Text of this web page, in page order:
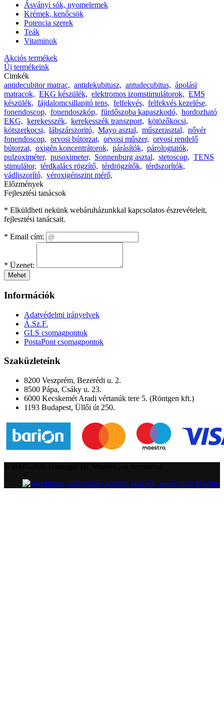
Ásványi sók, nyomelemek
Krémek, kenőcsök
Potencia szerek
Teák
Vitaminok
Akciós termékek
Új termékeink
Cimkék
antidecubitor matrac, antidekubitusz, antudecubitus, ápolási
matracok, EKG készülék, elektromos izomstimulátorok, EMS
készülék, fájdalomcsillapitó tens, felfekvés, felfekvés kezelése,
fonendoscop, fonendoszkóp, fürdőszoba kapaszkodó, hordozható
EKG, kerekesszék, kerekesszék transzport, kötözőkocsi,
kötszerkocsi, lábszárszoritó, Mayo asztal, műszerasztal, nővér
fonendoscop, orvosi bútorzat, orvosi műszer, orvosi rendelő
bútorzat, oxigén koncentrátorok, párásítók, párologtatók,
pulzoximéter, pusoximeter, Sonnenburg asztal, stetoscop, TENS
stimulátor, térdkalács rögzítő, térdrögzítők, térdszorítók,
vádliszorító, véroxigénszint mérő,
Előzmények
Fejlesztési tanácsok
* Elküldheti nekünk webáruházunkkal kapcsolatos észrevételeit,
fejlesztési tanácsait.
* Email cím:
* Üzenet:
Mehet
Információk
Adatvédelmi irányelvek
Á.Sz.F.
GLS csomagpontok
PostaPont csomagpontok
Szaküzleteink
8200 Veszprém, Bezerédi u. 2.
8500 Pápa, Csáky u. 23.
6000 Kecskemét Aradi vértanúk tere 5. (Röntgen kft.)
1193 Budapest, Üllői út 250.